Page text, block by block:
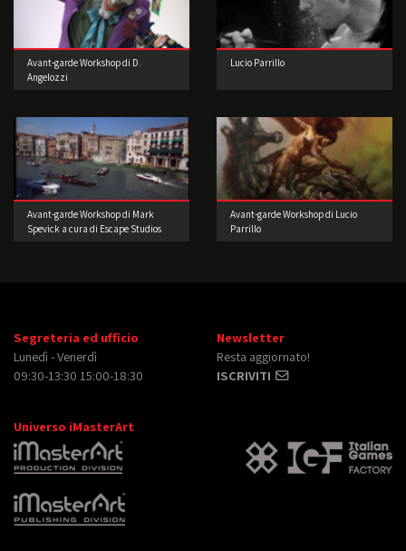
Avant-garde Workshop di D.
Angelozzi
Lucio Parrillo
Avant-garde Workshop di Mark
Spevick a cura di Escape Studios
Avant-garde Workshop di Lucio
Parrillo
Segreteria ed ufficio
Lunedì - Venerdì
09:30-13:30 15:00-18:30
Newsletter
Resta aggiornato!
ISCRIVITI
Universo iMasterArt